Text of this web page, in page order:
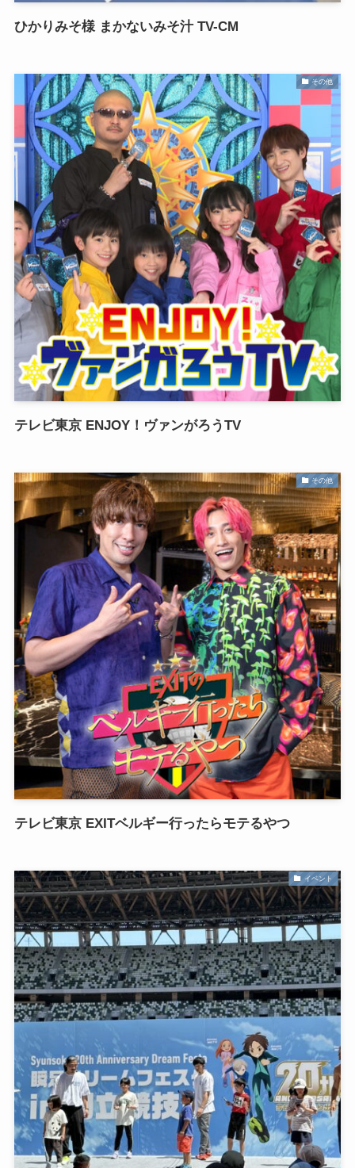
ひかりみそ様 まかないみそ汁 TV-CM
その他
テレビ東京 ENJOY！ヴァンがろうTV
その他
テレビ東京 EXITベルギー行ったらモテるやつ
イベント